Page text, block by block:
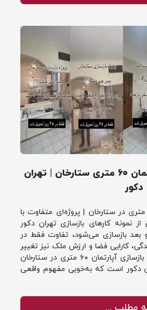
قبل و بعد بازسازی آپارتمان ۶۰ متری ستارخان | تهران
دکور
قبل و بعد بازسازی آپارتمان ۶۰ متری در ستارخان | پروژه‌ای متفاوت با
یکی از نمونه کارهای بازسازی تهران دکور
بازسازی می‌شود، تفاوت فقط در
کارایی فضا و ارزش ملک نیز تغییر
چشمگیری ایجاد می‌شود. پروژه بازسازی آپارتمان ۶۰ متری در ستارخان
دکور است که به‌خوبی مفهوم واقعی